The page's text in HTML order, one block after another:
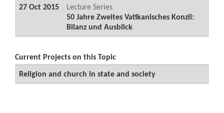
27 Oct 2015
Lecture Series
50 Jahre Zweites Vatikanisches Konzil:
Bilanz und Ausblick
Current Projects on this Topic
Religion and church in state and society